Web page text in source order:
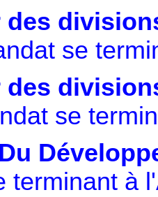
se
se
terminant à